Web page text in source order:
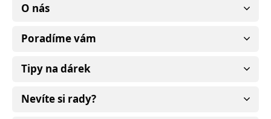
O nás
Poradíme vám
Tipy na dárek
Nevíte si rady?